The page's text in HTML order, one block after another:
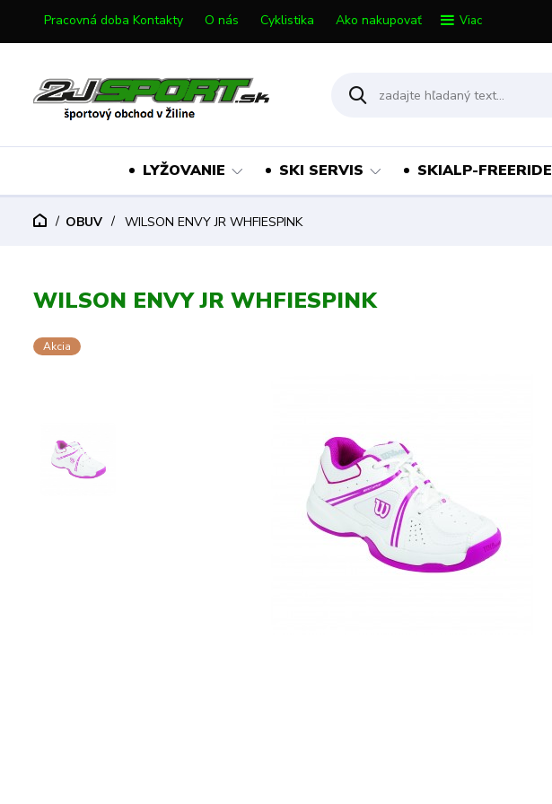
Pracovná doba Kontakty O nás Cyklistika Ako nakupovať Viac
LYŽOVANIE SKI SERVIS SKIALP-FREERIDE
OBUV WILSON ENVY JR WHFIESPINK
WILSON ENVY JR WHFIESPINK
Akcia